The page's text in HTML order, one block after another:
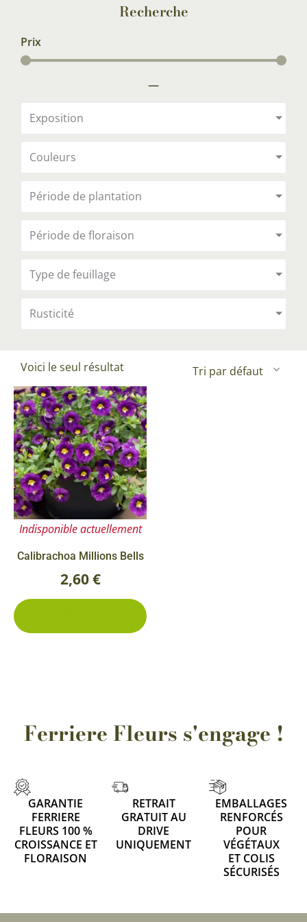
Recherche
Prix
—
Exposition
Couleurs
Période de plantation
Période de floraison
Type de feuillage
Rusticité
Voici le seul résultat
Indisponible actuellement
Calibrachoa Millions Bells
2,60€
Ce
produit
a
plusieurs
variations.
Les
options
la
Ferriere Fleurs s'engage !
GARANTIE
FERRIERE
FLEURS 100 %
CROISSANCE ET
FLORAISON
RETRAIT
GRATUIT AU
DRIVE
UNIQUEMENT
EMBALLAGES
RENFORCÉS
POUR
VÉGÉTAUX
ET COLIS
SÉCURISÉS